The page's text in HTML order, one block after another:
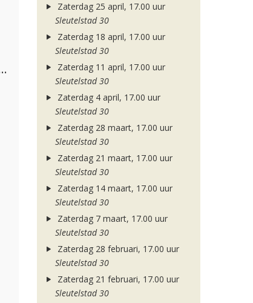
& Nothing But Thieves
Zaterdag 25 april, 17.00 uur
Sleutelstad 30
Zaterdag 18 april, 17.00 uur
Sleutelstad 30
Zaterdag 11 april, 17.00 uur
Sleutelstad 30
Zaterdag 4 april, 17.00 uur
Sleutelstad 30
Zaterdag 28 maart, 17.00 uur
Sleutelstad 30
Zaterdag 21 maart, 17.00 uur
Sleutelstad 30
Zaterdag 14 maart, 17.00 uur
Sleutelstad 30
Zaterdag 7 maart, 17.00 uur
Sleutelstad 30
Zaterdag 28 februari, 17.00 uur
Sleutelstad 30
Zaterdag 21 februari, 17.00 uur
Sleutelstad 30